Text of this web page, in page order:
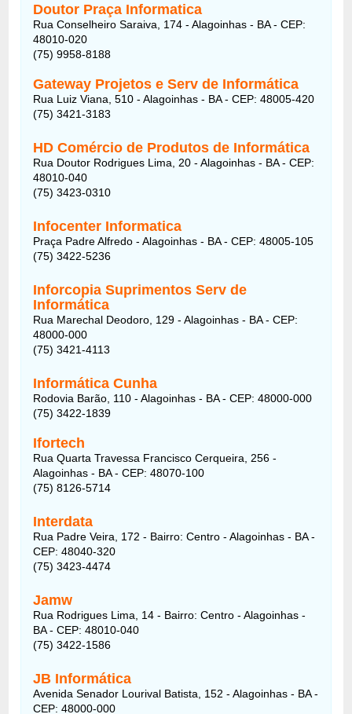
Doutor Praça Informatica
Rua Conselheiro Saraiva, 174 - Alagoinhas - BA - CEP:
48010-020
(75) 9958-8188
Gateway Projetos e Serv de Informática
Rua Luiz Viana, 510 - Alagoinhas - BA - CEP: 48005-420
(75) 3421-3183
HD Comércio de Produtos de Informática
Rua Doutor Rodrigues Lima, 20 - Alagoinhas - BA - CEP:
48010-040
(75) 3423-0310‎
Infocenter Informatica
Praça Padre Alfredo - Alagoinhas - BA - CEP: 48005-105
(75) 3422-5236
Inforcopia Suprimentos Serv de
Informática
Rua Marechal Deodoro, 129 - Alagoinhas - BA - CEP:
48000-000
(75) 3421-4113
Informática Cunha
Rodovia Barão, 110 - Alagoinhas - BA - CEP: 48000-000
(75) 3422-1839
Ifortech
Rua Quarta Travessa Francisco Cerqueira, 256 -
Alagoinhas - BA - CEP: 48070-100
(75) 8126-5714
Interdata
Rua Padre Veira, 172 - Bairro: Centro - Alagoinhas - BA -
CEP: 48040-320
(75) 3423-4474
Jamw
Rua Rodrigues Lima, 14 - Bairro: Centro - Alagoinhas -
BA - CEP: 48010-040
(75) 3422-1586
JB Informática
Avenida Senador Lourival Batista, 152 - Alagoinhas - BA -
CEP: 48000-000